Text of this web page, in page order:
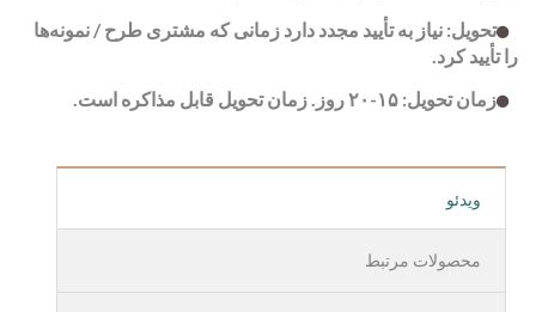
تحویل: نیاز به تأیید مجدد دارد زمانی که مشتری طرح / نمونه‌ها
را تأیید کرد.
زمان تحویل: ۱۵-۲۰ روز. زمان تحویل قابل مذاکره است.
ویدئو
محصولات مرتبط